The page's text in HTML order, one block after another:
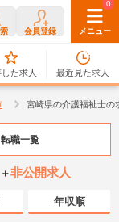
会員登録 メニュー
0
た求人
0
最近見た求人
宮崎県の介護福祉士の
職一覧
非公開求人
年収順